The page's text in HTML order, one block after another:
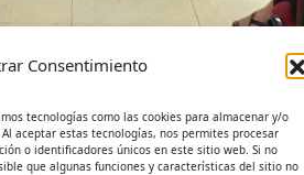
Consentimiento
tecnologías como las cookies para almacenar y/o
aceptar estas tecnologías, nos permites procesar
o identificadores únicos en este sitio web. Si no
que algunas funciones y características del sitio no